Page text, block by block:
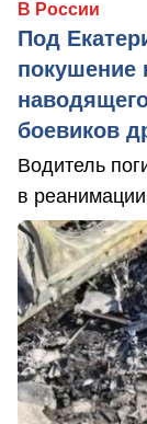
В России
Под
покушение
боевиков
Водитель
в